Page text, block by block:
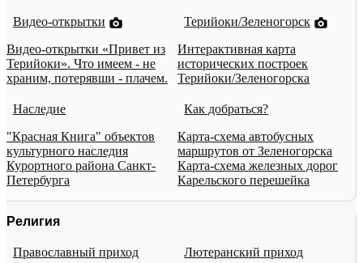
Видео-открытки
Видео-открытки «Привет из
Терийоки». Что имеем - не
храним, потерявши - плачем.
Терийоки/Зеленогорск
Интерактивная карта
исторических построек
Терийоки/Зеленогорска
Наследие
"Красная Книга" объектов
культурного наследия
Курортного района Санкт-
Петербурга
Как добраться?
Карта-схема автобусных
маршрутов от Зеленогорска
Карта-схема железных дорог
Карельского перешейка
Религия
Православный приход
Лютеранский приход